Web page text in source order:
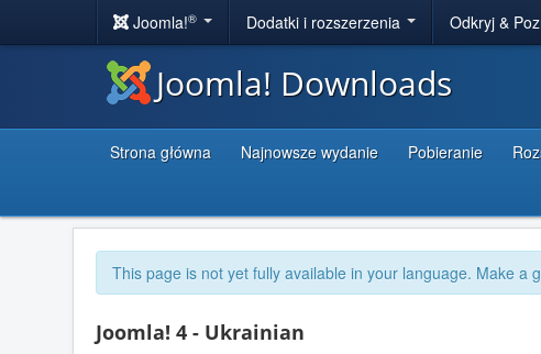
Joomla!® Dodatki i rozszerzenia Odkryj &
Joomla! Downloads
Strona główna Najnowsze wydanie Pobieranie
This page is not yet fully available in your language. Make a
Joomla! 4 - Ukrainian